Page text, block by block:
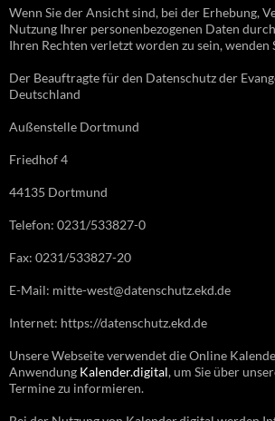
Wenn Sie der Ansicht sind, bei der Erhebung,
Nutzung Ihrer personenbezogenen Daten
Ihren Rechten verletzt worden zu sein, wenden
Der Beauftragte für den Datenschutz der
Deutschland
Außenstelle Dortmund
Friedhof 4
44135 Dortmund
Telefon: 0231/533827-0
Fax: 0231/533827-20
E-Mail: mitte-west@datenschutz.ekd.de
Internet: https://datenschutz.ekd.de
Unsere Webseite verwendet die Online
Anwendung Kalender.digital, um Sie über
Termine zu informieren.